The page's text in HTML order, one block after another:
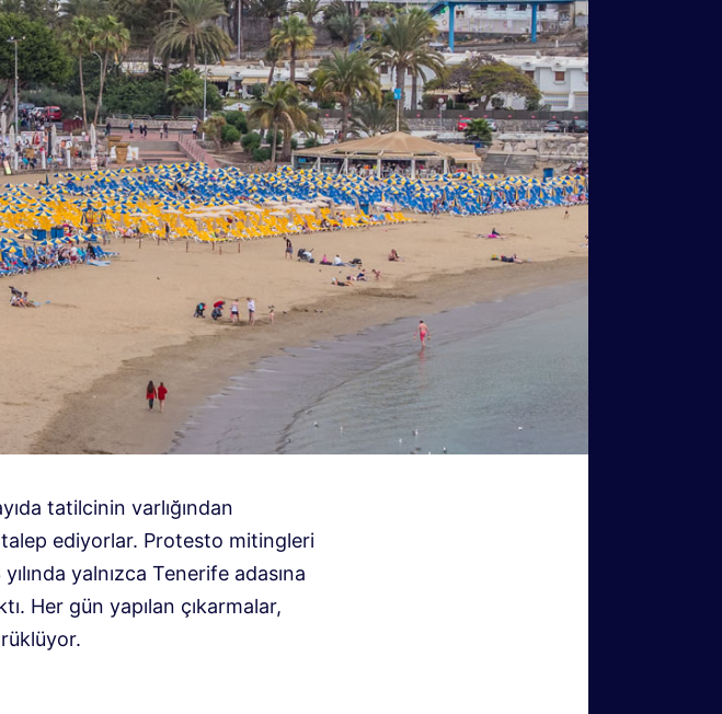
tatilcinin varlığından
ediyorlar. Protesto mitingleri
yalnızca Tenerife adasına
Her gün yapılan çıkarmalar,